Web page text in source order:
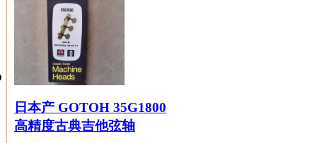
日本产 GOTOH 35G1800
高精度古典吉他弦轴